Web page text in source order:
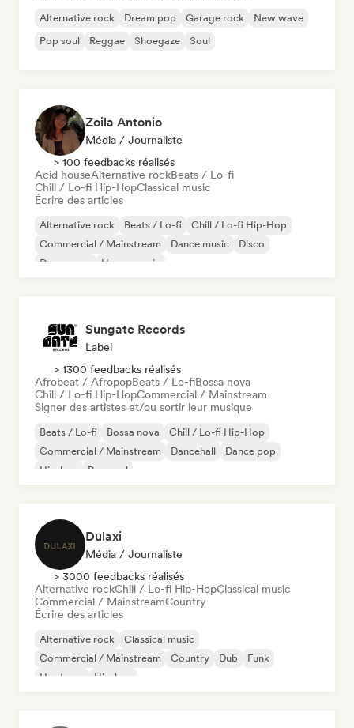
Alternative rock Dream pop Garage rock
New wave
Pop soul
Reggae Shoegaze Soul
Zoila Antonio
Média / Journaliste
> 100 feedbacks réalisés
Acid houseAlternative rockBeats / Lo-fi
Chill / Lo-fi Hip-HopClassical music
Écrire des articles
Alternative rock Beats / Lo-fi
Chill / Lo-fi Hip-Hop
Commercial / Mainstream
Dance music
Disco
Dream pop
House music
Sungate Records
Label
> 1300 feedbacks réalisés
Afrobeat / AfropopBeats / Lo-fiBossa nova
Chill / Lo-fi Hip-HopCommercial / Mainstream
Signer des artistes et/ou sortir leur musique
Beats / Lo-fi Bossa nova
Chill / Lo-fi Hip-Hop
Commercial / Mainstream
Dancehall
Dance pop
Hip-hop
Pop soul
Dulaxi
Média / Journaliste
> 3000 feedbacks réalisés
Alternative rockChill / Lo-fi Hip-HopClassical music
Commercial / MainstreamCountry
Écrire des articles
Alternative rock
Classical music
Commercial / Mainstream
Country Dub
Funk
Hardcore
Hip-hop